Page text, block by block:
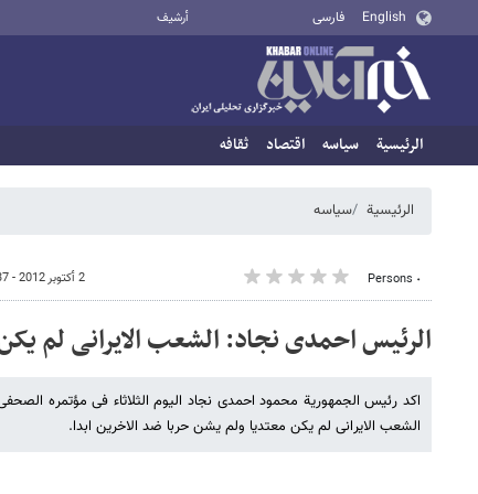
English فارسی أرشيف
الرئيسية سیاسه اقتصاد ثقافه
الرئيسية سیاسه
٠ Persons 2 أكتوبر 2012 - 21:37
الرئیس احمدی نجاد: الشعب الایرانی لم
اکد رئیس الجمهوریة محمود احمدی نجاد الیوم الثلاثاء فی مؤتمره
الشعب الایرانی لم یکن معتدیا ولم یشن حربا ضد الاخرین ابدا.